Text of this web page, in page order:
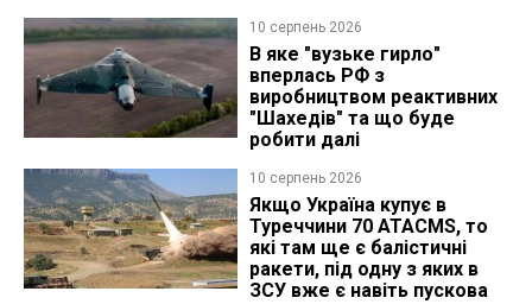
10 серпень 2026
В яке "вузьке гирло"
вперлась РФ з
виробництвом реактивних
"Шахедів" та що буде
робити далі
10 серпень 2026
Якщо Україна купує в
Туреччини 70 ATACMS, то
які там ще є балістичні
ракети, під одну з яких в
ЗСУ вже є навіть пускова